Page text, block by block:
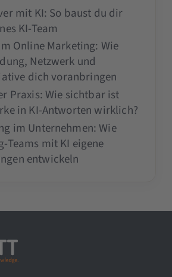
mit KI: So baust du dir
KI-Team
Online Marketing: Wie
Netzwerk und
dich voranbringen
Praxis: Wie sichtbar ist
in KI-Antworten wirklich?
im Unternehmen: Wie
Teams mit KI eigene
entwickeln